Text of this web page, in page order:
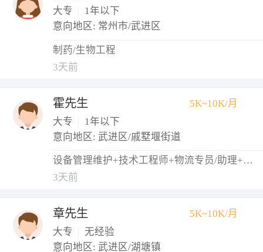
大专
1年以下
意向地区: 常州市/武进区
制药/生物工程
3天前
霍先生
5K~10K/月
大专
1年以下
意向地区: 武进区/戚墅堰街道
设备管理维护+技术工程师+物流专员/助理+调度员+仓库管理员
3天前
章先生
5K~10K/月
大专
无经验
意向地区: 武进区/湖塘镇